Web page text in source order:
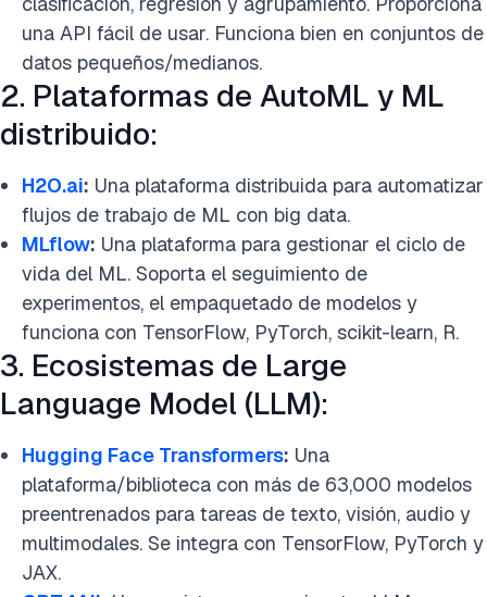
una API fácil de usar. Funciona bien en conjuntos de
datos pequeños/medianos.
2. Plataformas de AutoML y ML
distribuido:
H2O.ai: Una plataforma distribuida para automatizar
flujos de trabajo de ML con big data.
MLflow: Una plataforma para gestionar el ciclo de
vida del ML. Soporta el seguimiento de
experimentos, el empaquetado de modelos y
funciona con TensorFlow, PyTorch, scikit-learn, R.
3. Ecosistemas de Large
Language Model (LLM):
Hugging Face Transformers: Una
plataforma/biblioteca con más de 63,000 modelos
preentrenados para tareas de texto, visión, audio y
multimodales. Se integra con TensorFlow, PyTorch y
JAX.